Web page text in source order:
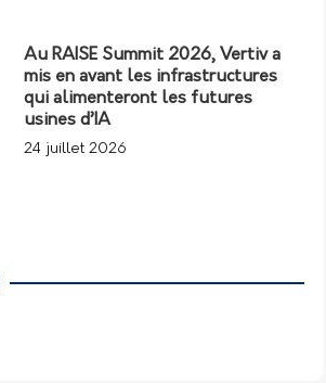
Au RAISE Summit 2026, Vertiv a
mis en avant les infrastructures
qui alimenteront les futures
usines d’IA
24 juillet 2026